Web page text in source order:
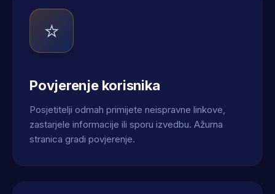
⭐
Povjerenje korisnika
Posjetitelji odmah primijete neispravne linkove,
zastarjele informacije ili sporu izvedbu. Ažurna
stranica gradi povjerenje.